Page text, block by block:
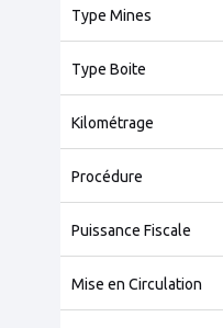
Type Mines
Type Boite
Kilométrage
Procédure
Puissance Fiscale
Mise en Circulation